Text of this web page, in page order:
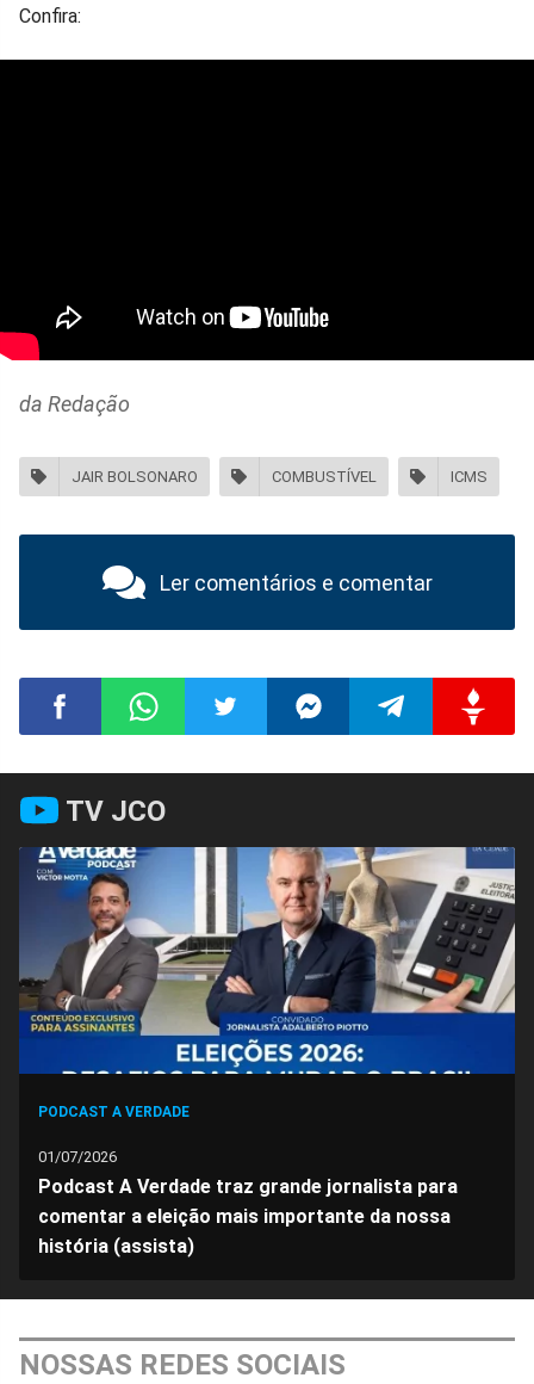
Confira:
da Redação
JAIR BOLSONARO COMBUSTÍVEL ICMS
Ler comentários e comentar
Compartilhar
no
Facebook
no
Whatsapp
no
Twitter
no
Messenger
no
Telegram
no
Gettr
TV JCO
PODCAST A VERDADE
01/07/2026
Podcast A Verdade traz grande jornalista para
comentar a eleição mais importante da nossa
história (assista)
NOSSAS REDES SOCIAIS